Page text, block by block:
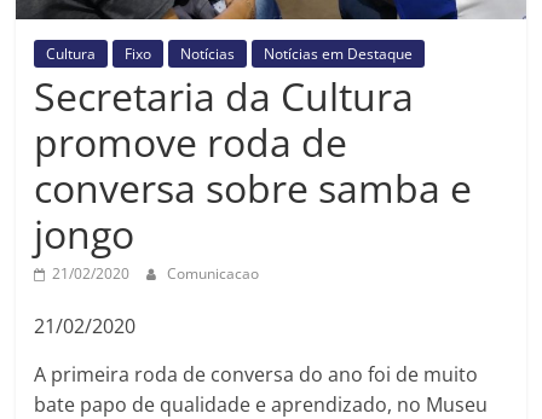
Cultura Fixo Notícias Notícias em Destaque
Secretaria da Cultura
promove roda de
conversa sobre samba e
jongo
21/02/2020 Comunicacao
21/02/2020
A primeira roda de conversa do ano foi de muito
bate papo de qualidade e aprendizado, no Museu